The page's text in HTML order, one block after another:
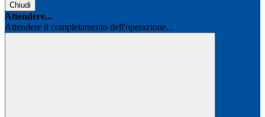
Chiudi
Attendere...
Attendere il completamento dell'operazione...